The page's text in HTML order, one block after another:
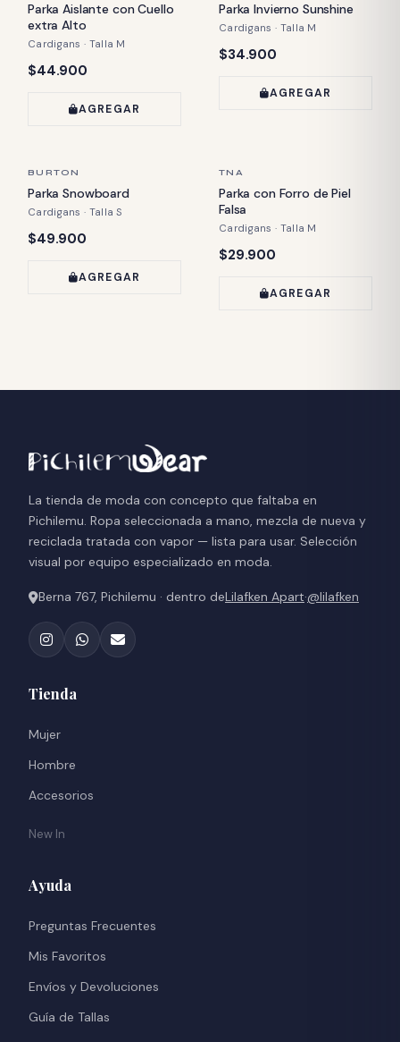
Parka Aislante con Cuello
extra Alto
Cardigans · Talla M
Precio:
$44.900
AGREGAR
Parka Invierno Sunshine
Cardigans · Talla M
Precio:
$34.900
AGREGAR
ÚLTIMA PIEZA
BURTON
Parka Snowboard
Cardigans · Talla S
Precio:
$49.900
AGREGAR
ÚLTIMA PIEZA
TNA
Parka con Forro de Piel
Falsa
Cardigans · Talla M
Precio:
$29.900
AGREGAR
La tienda de moda con concepto que faltaba en
Pichilemu. Ropa seleccionada a mano, mezcla de nueva y
reciclada tratada con vapor — lista para usar. Selección
visual por equipo especializado en moda.
Berna 767, Pichilemu · dentro deLilafken Apart·@lilafken
Tienda
Mujer
Hombre
Accesorios
New In
Ayuda
Preguntas Frecuentes
Mis Favoritos
Envíos y Devoluciones
Guía de Tallas